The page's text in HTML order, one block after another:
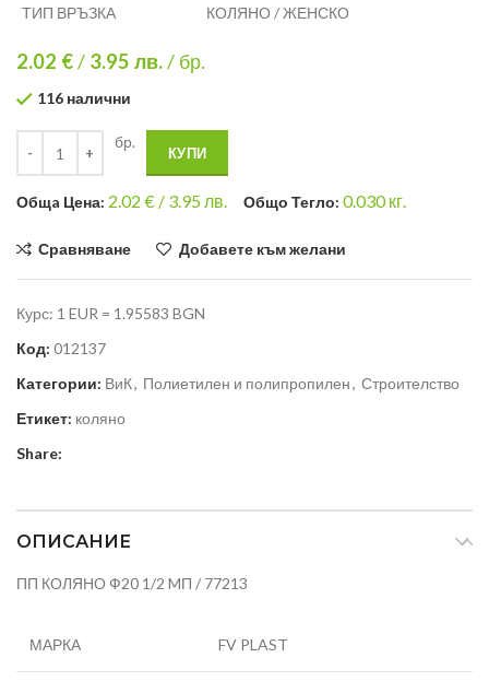
ТИП ВРЪЗКА
КОЛЯНО / ЖЕНСКО
2.02 €/ 3.95 лв./ бр.
116 налични
бр.
КУПИ
Общa Цена: 2.02 € / 3.95 лв. Общо Тегло: 0.030кг.
Сравняване Добавете към желани
Курс: 1 EUR = 1.95583 BGN
Код: 012137
Категории: ВиК, Полиетилен и полипропилен, Строителство
Етикет: коляно
Share:
ОПИСАНИЕ
ПП КОЛЯНО Ф20 1/2 MП / 77213
МАРКА FV PLAST